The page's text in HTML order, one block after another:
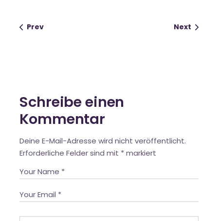
Prev Next
Schreibe einen
Kommentar
Deine E-Mail-Adresse wird nicht veröffentlicht.
Erforderliche Felder sind mit * markiert